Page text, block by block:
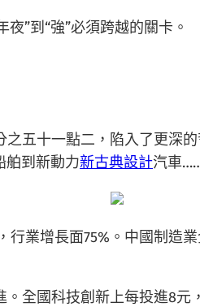
”到“強”必須跨越的關卡。
五十一點二，陷入了更深
舶到新動力新古典設計汽車
業增長面75%。中國制造
全國科技創新上每投進8